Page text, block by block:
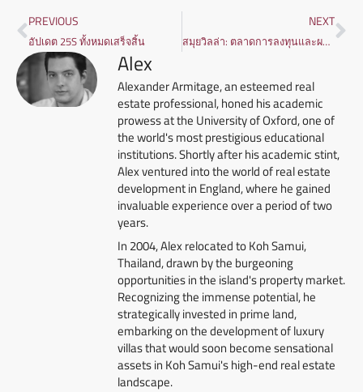
PREVIOUS
อัปเดต 25S ทั้งหมดเสร็จสิ้น
NEXT
สมุยวิลล่า: ตลาดการลงทุนและผลตอบแทนที่อาจเกิดขึ้น
Alex
Alexander Armitage, an esteemed real
estate professional, honed his academic
prowess at the University of Oxford, one of
the world's most prestigious educational
institutions. Shortly after his academic stint,
Alex ventured into the world of real estate
development in England, where he gained
invaluable experience over a period of two
years.
In 2004, Alex relocated to Koh Samui,
Thailand, drawn by the burgeoning
opportunities in the island's property market.
Recognizing the immense potential, he
strategically invested in prime land,
embarking on the development of luxury
villas that would soon become sensational
assets in Koh Samui's high-end real estate
landscape.